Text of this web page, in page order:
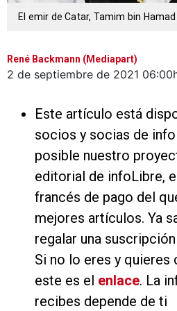
El emir de Catar, Tamim bin Hamad
René Backmann (Mediapart)
2 de septiembre de 2021
Este artículo está
socios y socias de
posible nuestro
editorial de infoLibre,
francés de pago del
mejores artículos. Ya
regalar una
Si no lo eres y
este es el enlace. La
recibes depende de ti